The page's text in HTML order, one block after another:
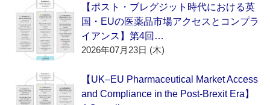
【ポスト・ブレグジット時代における英
国・EUの医薬品市場アクセスとコンプラ
イアンス】第4回…
2026年07月23日 (木)
【UK–EU Pharmaceutical Market Access
and Compliance in the Post-Brexit Era】